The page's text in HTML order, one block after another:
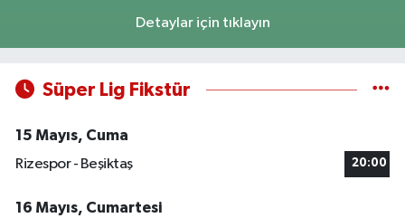
Detaylar için tıklayın
Süper Lig Fikstür
15 Mayıs, Cuma
Rizespor - Beşiktaş
20:00
16 Mayıs, Cumartesi